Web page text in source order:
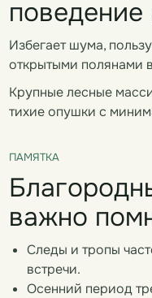
поведение
Избегает шума,
открытыми полянами
Крупные лесные
тихие опушки с
ПАМЯТКА
важно
Следы и тропы
встречи.
Осенний период